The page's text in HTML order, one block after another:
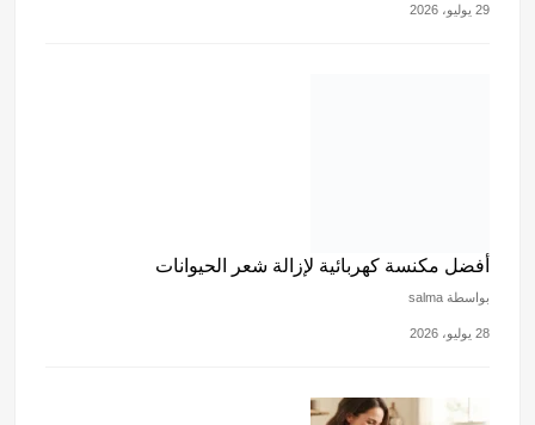
29 يوليو، 2026